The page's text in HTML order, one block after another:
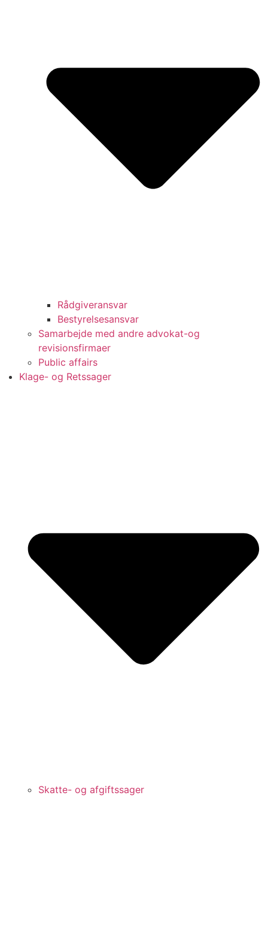
Rådgiveransvar
Bestyrelsesansvar
Samarbejde med andre advokat-og
revisionsfirmaer
Public affairs
Klage- og Retssager
Skatte- og afgiftssager